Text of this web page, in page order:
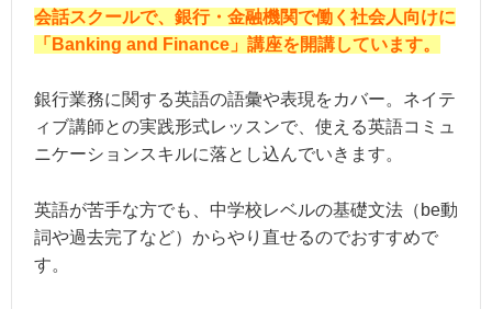
会話スクールで、銀行・金融機関で働く社会人向けに
「Banking and Finance」講座を開講しています。
銀行業務に関する英語の語彙や表現をカバー。ネイテ
ィブ講師との実践形式レッスンで、使える英語コミュ
ニケーションスキルに落とし込んでいきます。
英語が苦手な方でも、中学校レベルの基礎文法（be動
詞や過去完了など）からやり直せるのでおすすめで
す。